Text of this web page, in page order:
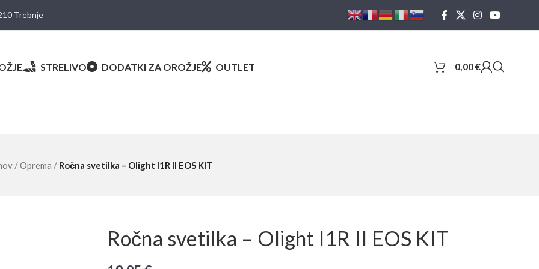
Trebnje
STRELIVO DODATKI ZA OROŽJE OUTLET 0,00€
/Oprema / Ročna svetilka – Olight I1R II EOS KIT
Ročna svetilka – Olight I1R II EOS KIT